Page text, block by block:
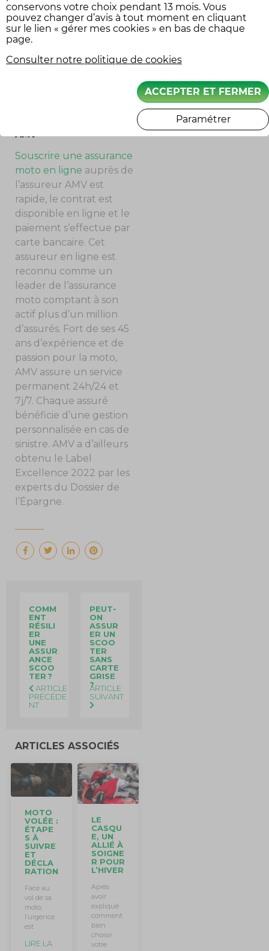
moto (modèle,
cylindrée), du profil du
conducteur (historique,
dépend des assureurs.
AMV
Souscrire une assurance
moto en ligne auprès de
l’assureur AMV est
rapide, le contrat est
disponible en ligne et le
paiement s’effectue par
carte bancaire. Cet
assureur en ligne est
reconnu comme un
leader de l’assurance
moto comptant à son
actif plus d’un million
d’assurés. Fort de ses 45
ans d’expérience et de
passion pour la moto,
AMV assure un service
permanent 24h/24 et
7j/7. Chaque assuré
bénéficie d’une gestion
personnalisée en cas de
sinistre. AMV a d’ailleurs
obtenu le Label
Excellence 2022 par les
experts du Dossier de
l’Épargne.
COMM
ENT
RÉSILI
ER
UNE
ASSUR
ANCE
SCOO
TER ?
ARTICLE
PRÉCÉDE
NT
PEUT-
ON
ASSUR
ER UN
SCOO
TER
SANS
CARTE
GRISE
?
ARTICLE
SUIVANT
ARTICLES ASSOCIÉS
MOTO
VOLÉE :
ÉTAPE
S À
SUIVRE
ET
DÉCLA
RATION
Face au
vol de sa
moto,
l’urgence
est
LIRE LA
LE
CASQU
E, UN
ALLIÉ À
SOIGNE
R POUR
L’HIVER
Après
avoir
expliqué
comment
bien
choisir
votre
équipement voiture
conservons votre choix pendant 13 mois. Vous
pouvez changer d’avis à tout moment en cliquant
sur le lien « gérer mes cookies » en bas de chaque
page.
Consulter notre politique de cookies
ACCEPTER ET FERMER
Paramétrer